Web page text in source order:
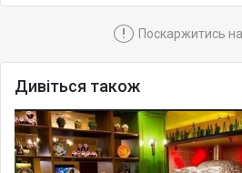
! Поскаржитись
Дивіться також